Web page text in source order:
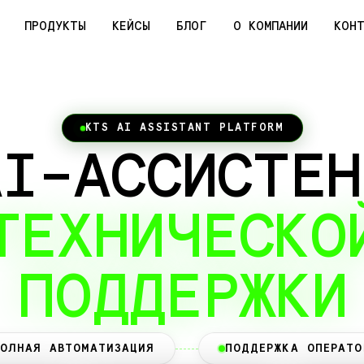
ПРОДУКТЫ КЕЙСЫ БЛОГ О КОМПАНИИ
ПРОДУКТЫ КЕЙСЫ БЛОГ О КОМПАНИИ
KTS AI ASSISTANT PLATFORM
–
ПОДДЕРЖКИ
АВТОМАТИЗАЦИЯ ПОДДЕРЖКА